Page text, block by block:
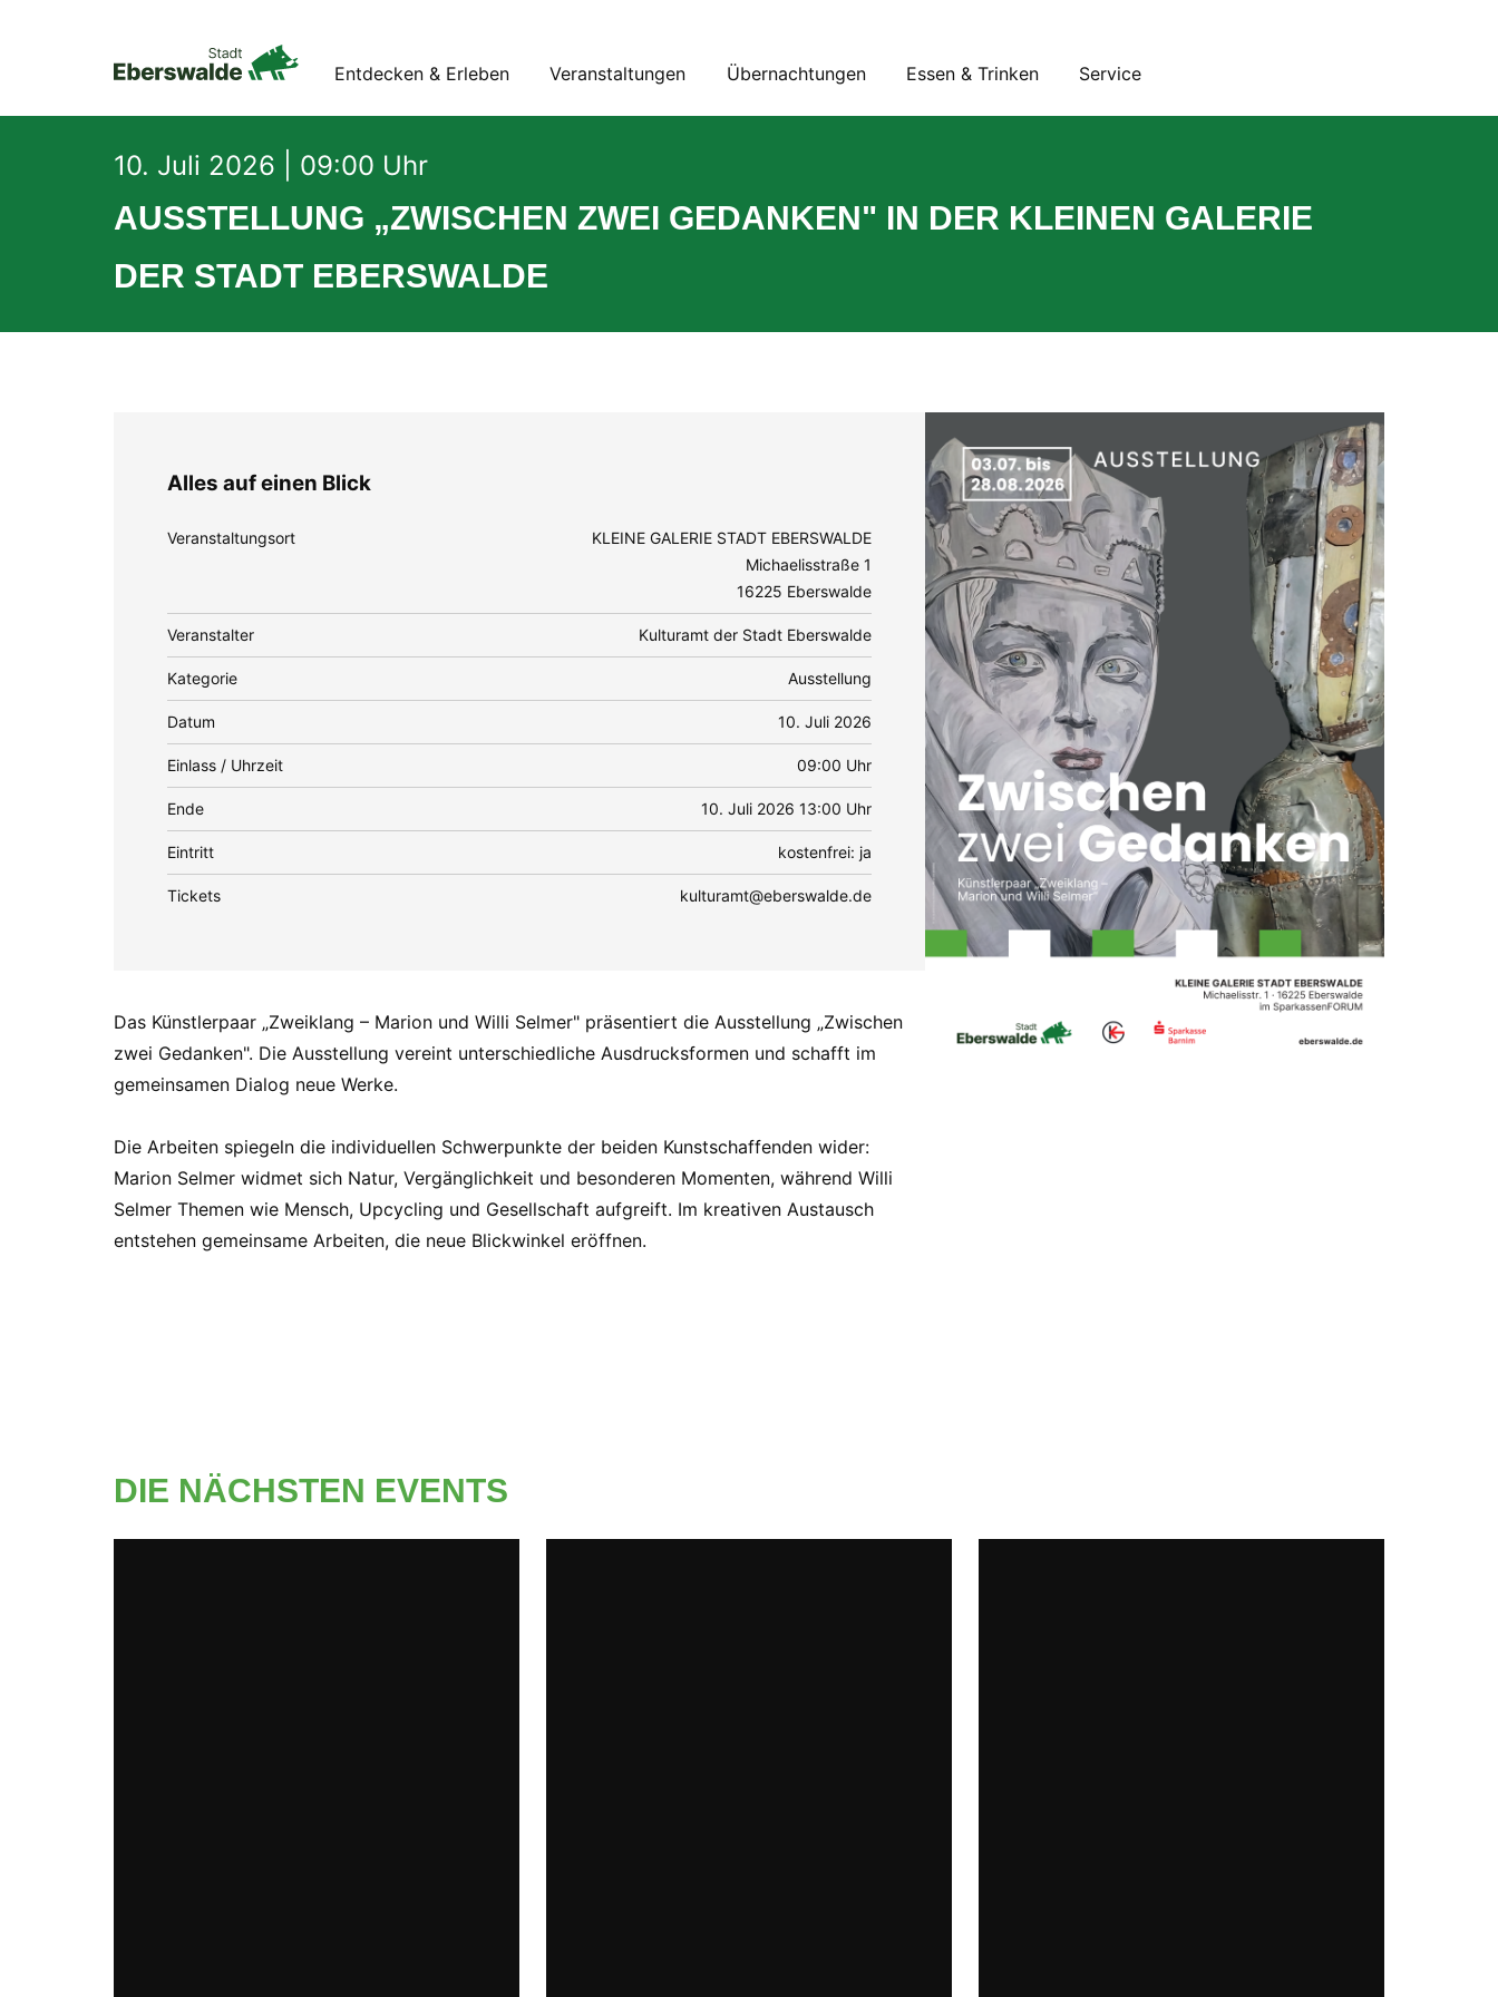
Entdecken & Erleben Veranstaltungen Übernachtungen Essen & Trinken Service
10. Juli 2026 | 09:00 Uhr
AUSSTELLUNG „ZWISCHEN ZWEI GEDANKEN" IN DER KLEINEN GALERIE
DER STADT EBERSWALDE
Alles auf einen Blick
Veranstaltungsort
KLEINE GALERIE STADT EBERSWALDE
Michaelisstraße 1
16225 Eberswalde
Veranstalter Kulturamt der Stadt Eberswalde
Kategorie Ausstellung
Datum 10. Juli 2026
Einlass / Uhrzeit 09:00 Uhr
Ende 10. Juli 2026 13:00 Uhr
Eintritt kostenfrei: ja
Tickets kulturamt@eberswalde.de
Das Künstlerpaar „Zweiklang – Marion und Willi Selmer" präsentiert die Ausstellung „Zwischen
zwei Gedanken". Die Ausstellung vereint unterschiedliche Ausdrucksformen und schafft im
gemeinsamen Dialog neue Werke.
Die Arbeiten spiegeln die individuellen Schwerpunkte der beiden Kunstschaffenden wider:
Marion Selmer widmet sich Natur, Vergänglichkeit und besonderen Momenten, während Willi
Selmer Themen wie Mensch, Upcycling und Gesellschaft aufgreift. Im kreativen Austausch
entstehen gemeinsame Arbeiten, die neue Blickwinkel eröffnen.
DIE NÄCHSTEN EVENTS